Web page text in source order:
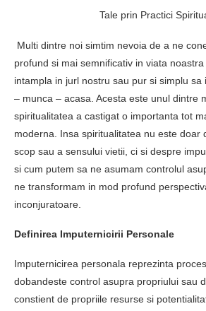
Tale prin Practici
Multi dintre noi simtim nevoia de a ne
profund si mai semnificativ in viata
intampla in jurl nostru sau pur si simplu sa
– munca – acasa. Acesta este unul dintre
spiritualitatea a castigat o importanta tot
moderna. Insa spiritualitatea nu este doar
scop sau a sensului vietii, ci si despre
si cum putem sa ne asumam controlul
ne transformam in mod profund
inconjuratoare.
Definirea Imputernicirii Personale
Imputernicirea personala reprezinta
dobandeste control asupra propriului sau
constient de propriile resurse si